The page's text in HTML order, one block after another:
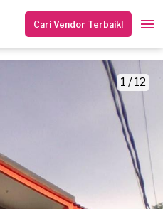
Cari Vendor Terbaik!
1 / 12